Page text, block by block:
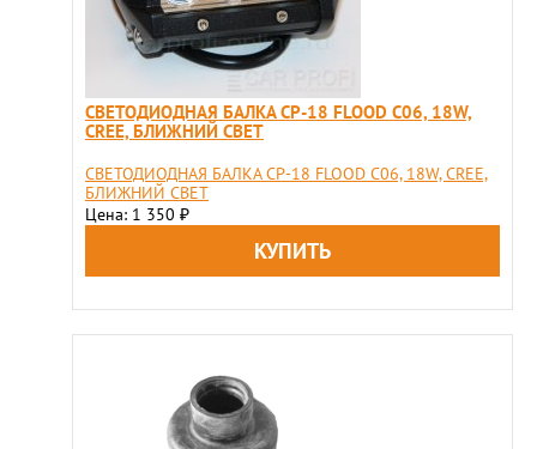
СВЕТОДИОДНАЯ БАЛКА CP-18 FLOOD C06, 18W,
CREE, БЛИЖНИЙ СВЕТ
СВЕТОДИОДНАЯ БАЛКА CP-18 FLOOD C06, 18W, CREE,
БЛИЖНИЙ СВЕТ
Цена: 1 350 ₽